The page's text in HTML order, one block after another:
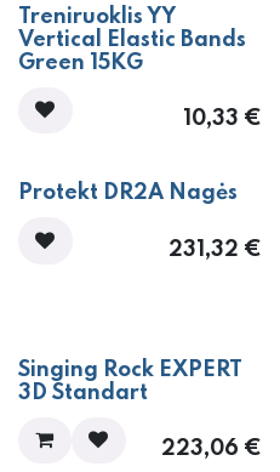
Treniruoklis YY
Vertical Elastic Bands
Green 15KG
10,33 €
Protekt DR2A Nagės
231,32 €
Singing Rock EXPERT
3D Standart
223,06 €